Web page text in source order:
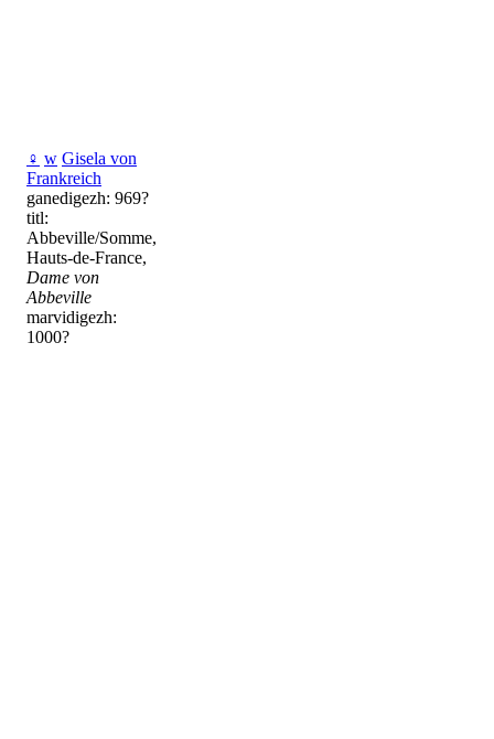
♀ w Gisela von
Frankreich
ganedigezh: 969?
titl:
Abbeville/Somme,
Hauts-de-France,
Dame von
Abbeville
marvidigezh:
1000?